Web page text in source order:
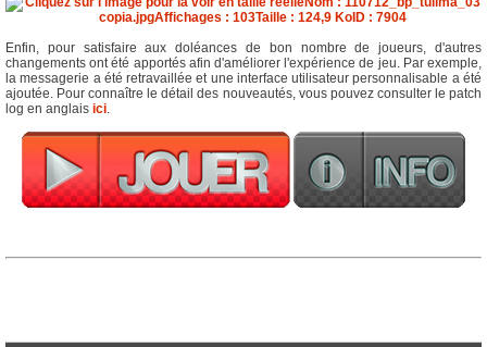
Enfin, pour satisfaire aux doléances de bon nombre de joueurs, d'autres
changements ont été apportés afin d'améliorer l'expérience de jeu. Par exemple,
la messagerie a été retravaillée et une interface utilisateur personnalisable a été
ajoutée. Pour connaître le détail des nouveautés, vous pouvez consulter le patch
log en anglais ici.